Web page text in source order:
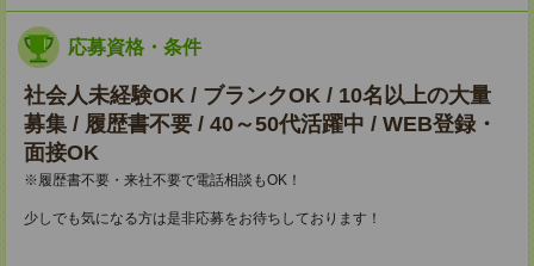
応募資格・条件
社会人未経験OK / ブランクOK / 10名以上の大量
募集 / 履歴書不要 / 40～50代活躍中 / WEB登録・
面接OK
※履歴書不要・来社不要で電話相談もOK！
少しでも気になる方は是非応募をお待ちしております！